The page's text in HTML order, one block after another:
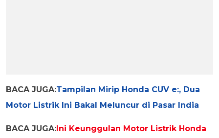
BACA JUGA:Tampilan Mirip Honda CUV e:, Dua
Motor Listrik Ini Bakal Meluncur di Pasar India
BACA JUGA:Ini Keunggulan Motor Listrik Honda